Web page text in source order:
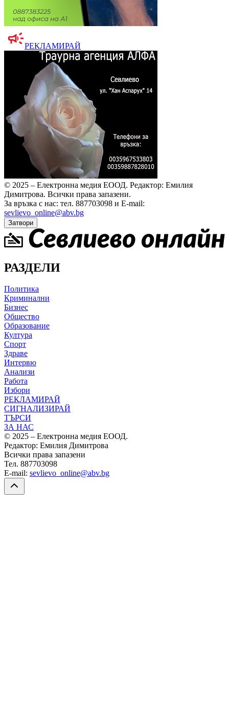
РЕКЛАМИРАЙ
© 2025 – Електронна медия ЕООД. Редактор: Емилия
Димитрова. Всички права запазени.
За връзка с нас: тел. 887703098 и E-mail:
sevlievo_online@abv.bg
Затвори
РАЗДЕЛИ
Политика
Криминални
Бизнес
Общество
Образование
Култура
Спорт
Здраве
Интервю
Анализи
Работа
Избори
РЕКЛАМИРАЙ
СИГНАЛИЗИРАЙ
ТЪРСИ
ЗА НАС
© 2025 – Електронна медия ЕООД.
Редактор: Емилия Димитрова
Всички права запазени
Тел. 887703098
E-mail: sevlievo_online@abv.bg